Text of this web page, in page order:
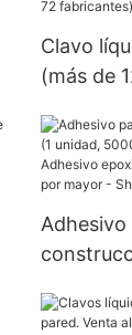
Clavo
(más de
30 000
72
Adhesivo
días)